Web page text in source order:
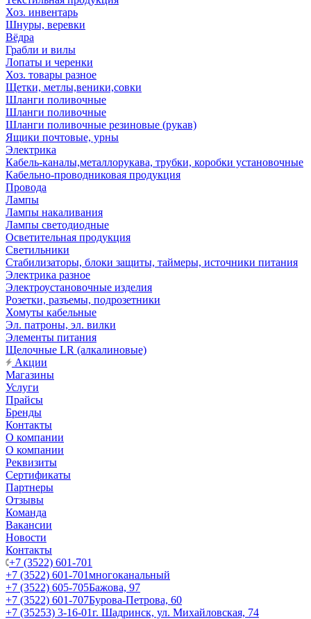
Хоз. инвентарь
Шнуры, веревки
Вёдра
Грабли и вилы
Лопаты и черенки
Хоз. товары разное
Щетки, метлы,веники,совки
Шланги поливочные
Шланги поливочные
Шланги поливочные резиновые (рукав)
Ящики почтовые, урны
Электрика
Кабель-каналы,металлорукава, трубки, коробки установочные
Кабельно-проводниковая продукция
Провода
Лампы
Лампы накаливания
Лампы светодиодные
Осветительная продукция
Светильники
Стабилизаторы, блоки защиты, таймеры, источники питания
Электрика разное
Электроустановочные изделия
Розетки, разъемы, подрозетники
Хомуты кабельные
Эл. патроны, эл. вилки
Элементы питания
Щелочные LR (алкалиновые)
Акции
Магазины
Услуги
Прайсы
Бренды
Контакты
О компании
О компании
Реквизиты
Сертификаты
Партнеры
Отзывы
Команда
Вакансии
Новости
Контакты
+7 (3522) 601-701
+7 (3522) 601-701многоканальный
+7 (3522) 605-705Бажова, 97
+7 (3522) 601-707Бурова-Петрова, 60
+7 (35253) 3-16-01г. Шадринск, ул. Михайловская, 74